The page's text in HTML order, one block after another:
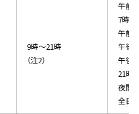
9時〜21時
（注2）
午前
7時
午前
午後
午後
21時
夜間
全日